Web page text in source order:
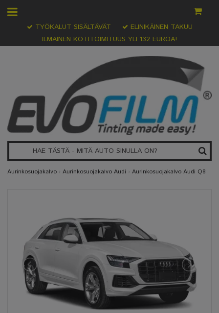
ILMAINEN KOTITOIMITUUS YLI 132 EUROA!
TYÖKALUT SISÄLTÄVÄT ELINIKÄINEN TAKUU
Aurinkosuojakalvo › Aurinkosuojakalvo Audi › Aurinkosuojakalvo Audi Q8